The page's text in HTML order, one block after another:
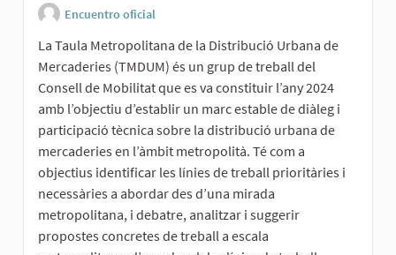
Encuentro oficial
La Taula Metropolitana de la Distribució Urbana de
Mercaderies (TMDUM) és un grup de treball del
Consell de Mobilitat que es va constituir l’any 2024
amb l’objectiu d’establir un marc estable de diàleg i
participació tècnica sobre la distribució urbana de
mercaderies en l’àmbit metropolità. Té com a
objectius identificar les línies de treball prioritàries i
necessàries a abordar des d’una mirada
metropolitana, i debatre, analitzar i suggerir
propostes concretes de treball a escala